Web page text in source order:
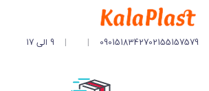
02155157579
09015183427
|
| 9 الی 17